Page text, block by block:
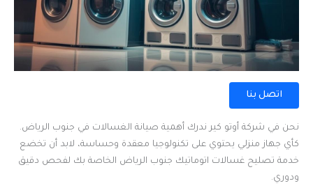
اتصل بنا
نحن في شركة أوتو كير ندرك أهمية صيانة الغسالات في جنوب الرياض.
كأي جهاز منزلي يحتوي على تكنولوجيا معقدة وحساسة، لابد أن تخضع
خدمة تصليح غسالات اتوماتيك جنوب الرياض الخاصة بك لفحص دقيق
ودوري.